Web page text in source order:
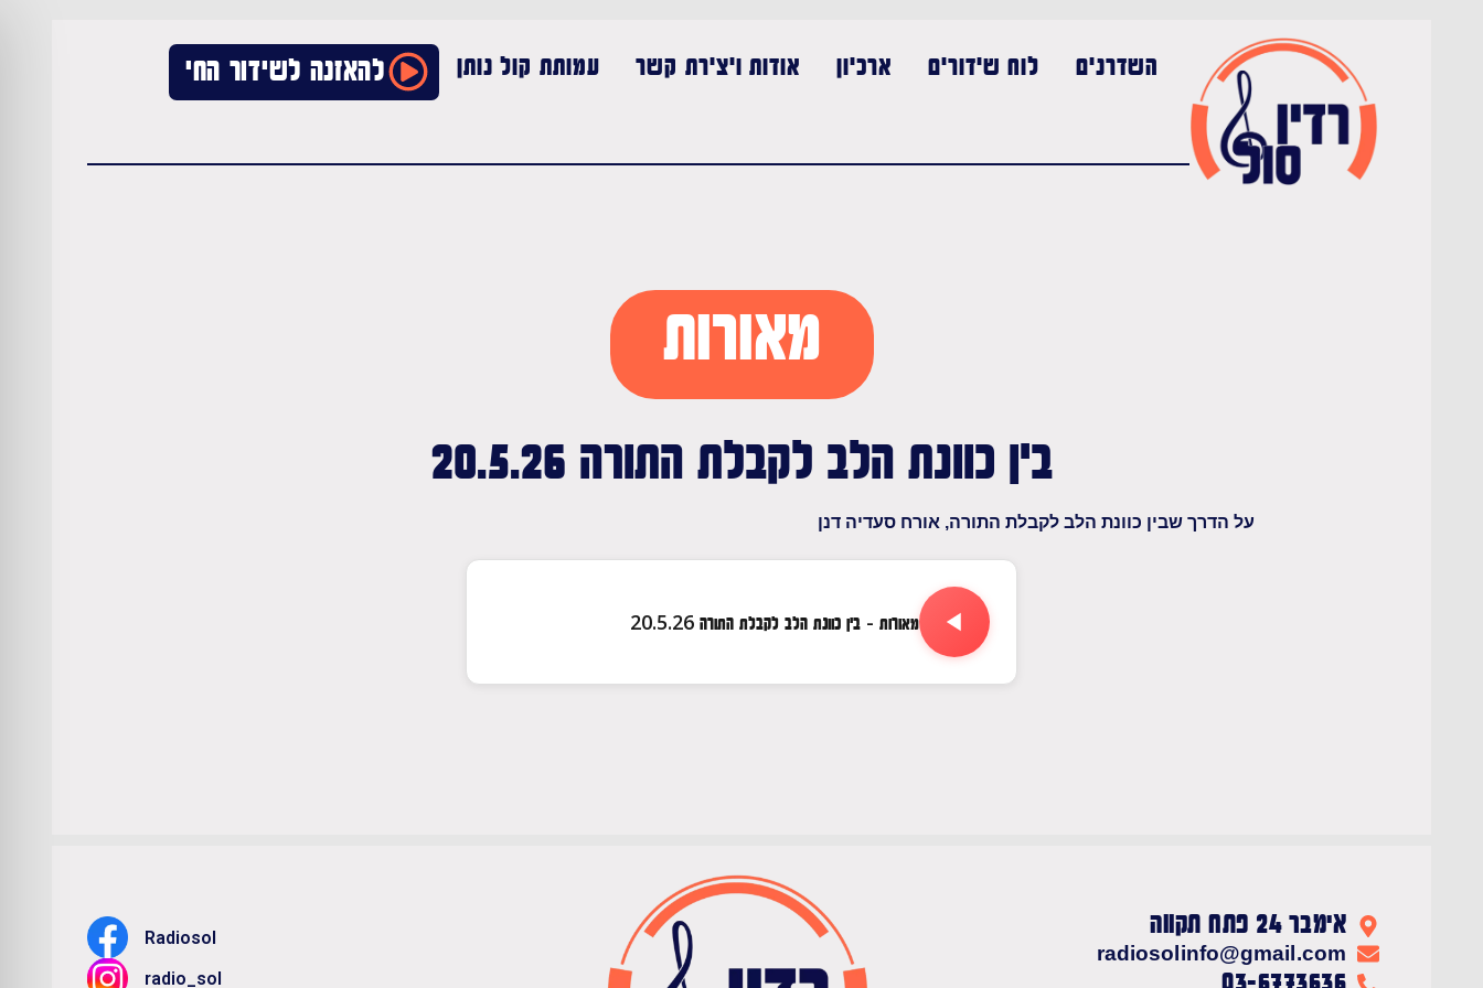
השדרנים לוח שידורים ארכיון אודות ויצירת קשר עמותת קול נותן להאזנה לשידור החי
מאורות
בין כוונת הלב לקבלת התורה 20.5.26
על הדרך שבין כוונת הלב לקבלת התורה, אורח סעדיה דנן
מאורות - בין כוונת הלב לקבלת התורה 20.5.26
אימבר 24 פתח תקווה
radiosolinfo@gmail.com
Radiosol
radio_sol